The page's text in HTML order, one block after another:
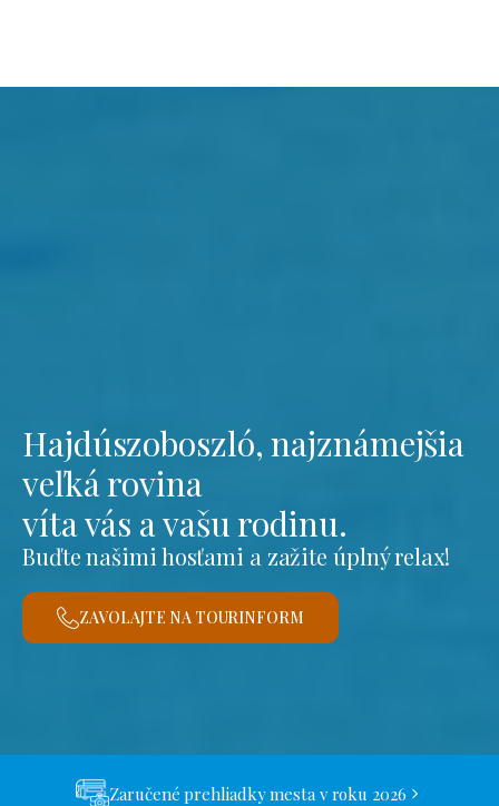
Hajdúszoboszló, najznámejšia
veľká rovina
víta vás a vašu rodinu.
Buďte našimi hosťami a zažite úplný relax!
ZAVOLAJTE NA TOURINFORM
Zaručené prehliadky mesta v roku 2026